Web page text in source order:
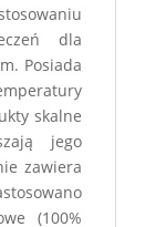
dla
Posiada
skalne
jego
zawiera
(100%